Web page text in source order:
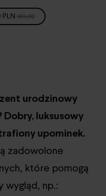
PLN 189,00
urodzinowy
luksusowy
upominek.
zadowolone
które pomogą
wygląd, np.: